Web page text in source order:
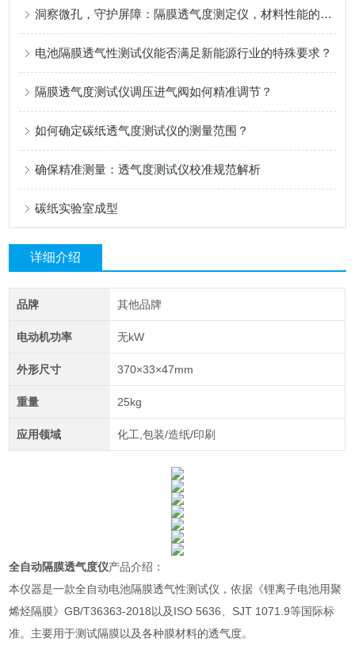
洞察微孔，守护屏障：隔膜透气度测定仪，材料性能的精密标尺
电池隔膜透气性测试仪能否满足新能源行业的特殊要求？
隔膜透气度测试仪调压进气阀如何精准调节？
如何确定碳纸透气度测试仪的测量范围？
确保精准测量：透气度测试仪校准规范解析
碳纸实验室成型
详细介绍
品牌 其他品牌
电动机功率 无kW
外形尺寸 370×33×47mm
重量 25kg
应用领域 化工,包装/造纸/印刷
全自动隔膜透气度仪产品介绍：
本仪器是一款全自动电池隔膜透气性测试仪，依据《锂离子电池用聚
烯烃隔膜》GB/T36363-2018以及ISO 5636、SJT 1071.9等国际标
准。主要用于测试隔膜以及各种膜材料的透气度。